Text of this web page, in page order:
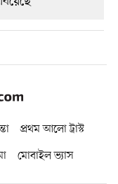
প্রথম আলো ট্রাস্ট
মোবাইল ভ্যাস